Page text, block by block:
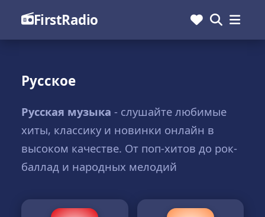
FirstRadio
Русское
Русская музыка - слушайте любимые
хиты, классику и новинки онлайн в
высоком качестве. От поп-хитов до рок-
баллад и народных мелодий